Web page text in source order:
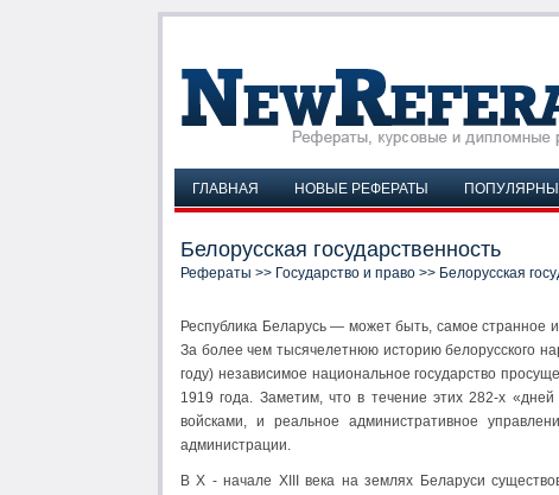
ГЛАВНАЯ НОВЫЕ РЕФЕРАТЫ
Белорусская государственность
Рефераты >> Государство и право >> Белорусская
Республика Беларусь — может быть, самое странное
За более чем тысячелетнюю историю белорусского
году) независимое национальное государство
1919 года. Заметим, что в течение этих 282-х
войсками, и реальное административное
администрации.
В Х - начале ХІІІ века на землях Беларуси